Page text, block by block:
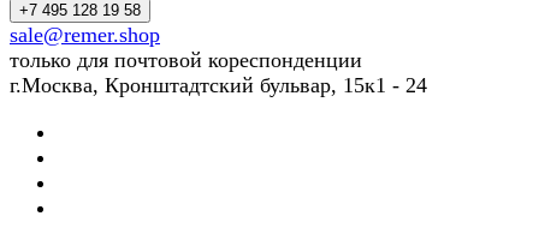
+7 495 128 19 58
sale@remer.shop
только для почтовой кореспонденции
г.Москва, Кронштадтский бульвар, 15к1 - 24